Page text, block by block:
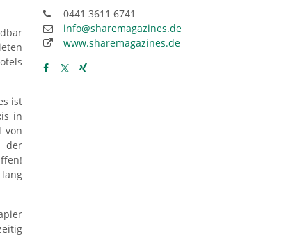
ist
in
von
der
0441 3611 6741
info@sharemagazines.de
www.sharemagazines.de